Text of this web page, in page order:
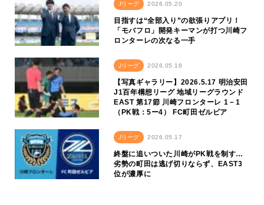
Jリーグ 2026.05.20
目指すは“全部入り”の欲張りアプリ！
「モバフロ」開発キーマンが打つ川崎フ
ロンターレの次なる一手
Jリーグ 2026.05.18
【写真ギャラリー】2026.5.17 明治安田
J1百年構想リーグ 地域リーグラウンド
EAST 第17節 川崎フロンターレ 1－1
（PK戦：5ー4） FC町田ゼルビア
Jリーグ 2026.05.17
終盤に追いついた川崎がPK戦を制す…
劣勢の町田は逃げ切りならず、EAST3
位が濃厚に